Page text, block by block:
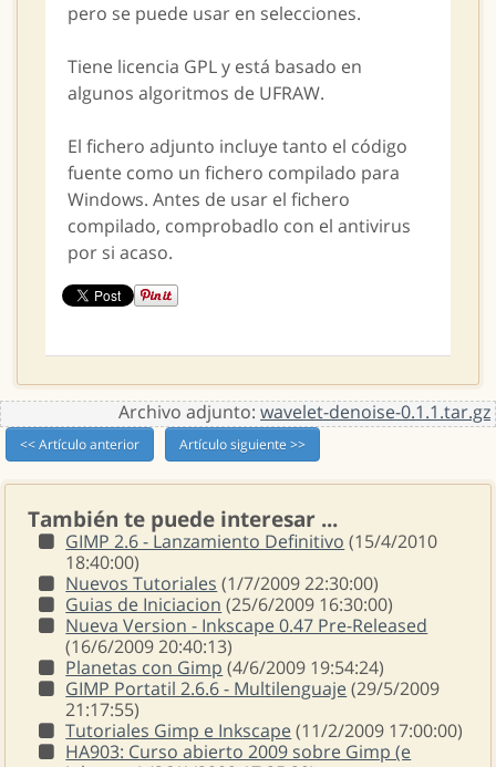
pero se puede usar en selecciones.
Tiene licencia GPL y está basado en
algunos algoritmos de UFRAW.
El fichero adjunto incluye tanto el código
fuente como un fichero compilado para
Windows. Antes de usar el fichero
compilado, comprobadlo con el antivirus
por si acaso.
Archivo adjunto: wavelet-denoise-0.1.1.tar.gz
<< Artículo anterior Artículo siguiente >>
También te puede interesar ...
GIMP 2.6 - Lanzamiento Definitivo (15/4/2010
18:40:00)
Nuevos Tutoriales (1/7/2009 22:30:00)
Guias de Iniciacion (25/6/2009 16:30:00)
Nueva Version - Inkscape 0.47 Pre-Released
(16/6/2009 20:40:13)
Planetas con Gimp (4/6/2009 19:54:24)
GIMP Portatil 2.6.6 - Multilenguaje(29/5/2009
21:17:55)
Tutoriales Gimp e Inkscape(11/2/2009 17:00:00)
HA903: Curso abierto 2009 sobre Gimp (e